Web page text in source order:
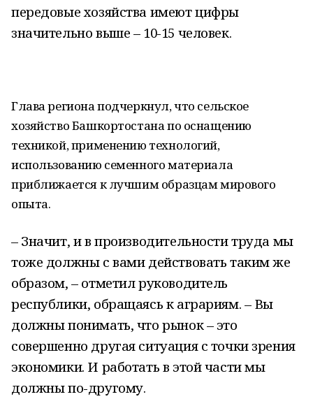
передовые хозяйства имеют цифры
значительно выше – 10-15 человек.
Глава региона подчеркнул, что сельское
хозяйство Башкортостана по оснащению
техникой, применению технологий,
использованию семенного материала
приближается к лучшим образцам мирового
опыта.
– Значит, и в производительности труда мы
тоже должны с вами действовать таким же
образом, – отметил руководитель
республики, обращаясь к аграриям. – Вы
должны понимать, что рынок – это
совершенно другая ситуация с точки зрения
экономики. И работать в этой части мы
должны по-другому.